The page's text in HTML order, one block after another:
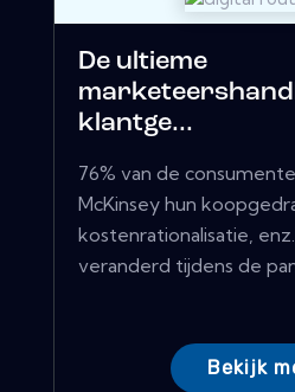
De ultieme
klantge...
76% van de
McKinsey hun
kostenrationalisatie,
veranderd tijdens de
Bekijk